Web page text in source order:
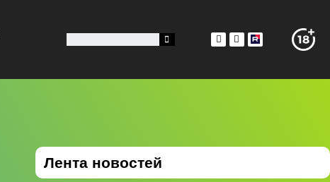
Лента новостей